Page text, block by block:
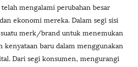
mengalami perubahan besar
ekonomi mereka. Dalam segi sisi
suatu merk/brand untuk menemukan
kenyataan baru dalam menggunakan
Dari segi konsumen, mengurangi